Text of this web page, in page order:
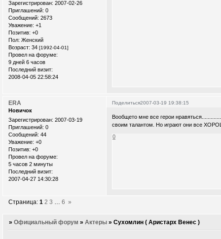
Зарегистрирован: 2007-02-26
Приглашений: 0
Сообщений: 2673
Уважение: +1
Позитив: +0
Пол: Женский
Возраст: 34 [1992-04-01]
Провел на форуме:
9 дней 6 часов
Последний визит:
2008-04-05 22:58:24
Поделиться2007-03-19 19:38:15
ERA
Новичок
Зарегистрирован: 2007-03-19
Приглашений: 0
Сообщений: 44
Уважение: +0
Позитив: +0
Провел на форуме:
5 часов 2 минуты
Последний визит:
2007-04-27 14:30:28
Вообщето мне все герои
своим талантом. Но играют они все
0
Страница:1 2 3 6 »
»Официальный форум »Актеры »Сухомлин ( Аристарх Венес )